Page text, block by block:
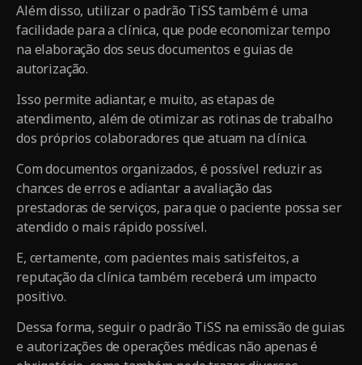
Além disso, utilizar o padrão TiSS também é uma
facilidade para a clínica, que pode economizar tempo
na elaboração dos seus documentos e guias de
autorização.
Isso permite adiantar, e muito, as etapas de
atendimento, além de otimizar as rotinas de trabalho
dos próprios colaboradores que atuam na clínica.
Com documentos organizados, é possível reduzir as
chances de erros e adiantar a avaliação das
prestadoras de serviços, para que o paciente possa ser
atendido o mais rápido possível.
E, certamente, com pacientes mais satisfeitos, a
reputação da clínica também receberá um impacto
positivo.
Dessa forma, seguir o padrão TiSS na emissão de guias
e autorizações de operações médicas não apenas é